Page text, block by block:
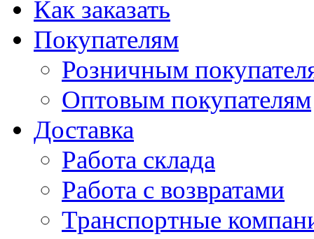
Как заказать
Покупателям
Розничным
Оптовым покупателям
Доставка
Работа склада
Работа с возвратами
Транспортные